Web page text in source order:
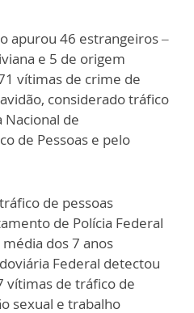
apurou 46 estrangeiros –
e 5 de origem
vítimas de crime de
considerado tráfico
Nacional de
de Pessoas e pelo
de pessoas
de Polícia Federal
dos 7 anos
Federal detectou
vítimas de tráfico de
sexual e trabalho